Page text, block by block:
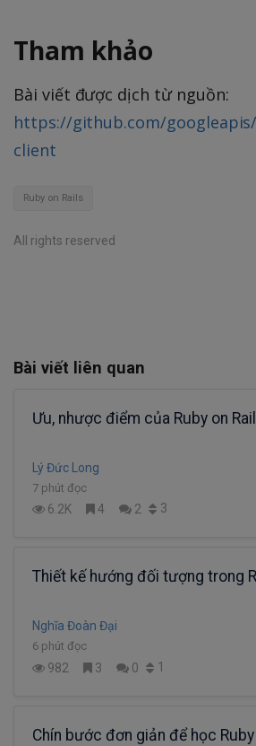
Tham khảo
Bài viết được dịch từ nguồn:
https://github.com/
client
Ruby on Rails
All rights reserved
Bài viết liên quan
Ưu, nhược điểm của Ruby on
Lý Đức Long
7 phút đọc
6.2K 4 2 3
Thiết kế hướng đối tượng trong
Nghĩa Đoàn Đại
6 phút đọc
982 3 0 1
Chín bước đơn giản để học